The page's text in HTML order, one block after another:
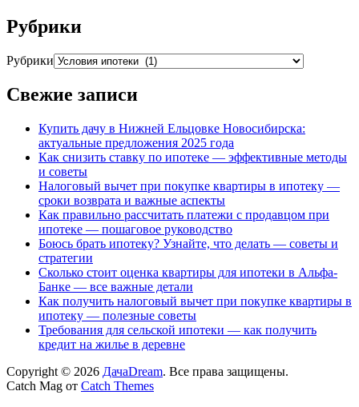
Рубрики
Рубрики
Свежие записи
Купить дачу в Нижней Ельцовке Новосибирска:
актуальные предложения 2025 года
Как снизить ставку по ипотеке — эффективные методы
и советы
Налоговый вычет при покупке квартиры в ипотеку —
сроки возврата и важные аспекты
Как правильно рассчитать платежи с продавцом при
ипотеке — пошаговое руководство
Боюсь брать ипотеку? Узнайте, что делать — советы и
стратегии
Сколько стоит оценка квартиры для ипотеки в Альфа-
Банке — все важные детали
Как получить налоговый вычет при покупке квартиры в
ипотеку — полезные советы
Требования для сельской ипотеки — как получить
кредит на жилье в деревне
Copyright © 2026 ДачаDream. Все права защищены.
Catch Mag от Catch Themes